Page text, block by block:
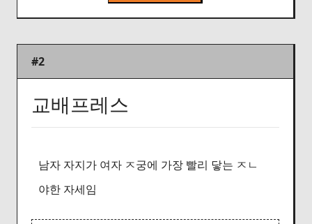
#2
교배프레스
남자 자지가 여자 ㅈ궁에 가장 빨리 닿는 ㅈㄴ
야한 자세임